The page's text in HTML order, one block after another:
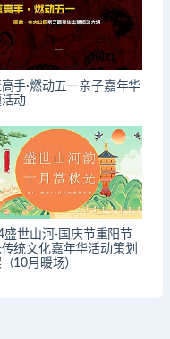
手·燃动五一亲子嘉年华
动
盛世山河-国庆节重阳节
统文化嘉年华活动策划
10月暖场）